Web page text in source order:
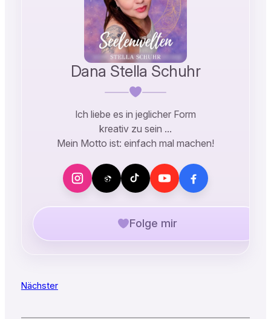
Dana Stella Schuhr
Ich liebe es in jeglicher Form
kreativ zu sein …
Mein Motto ist: einfach mal machen!
Folge mir
Nächster